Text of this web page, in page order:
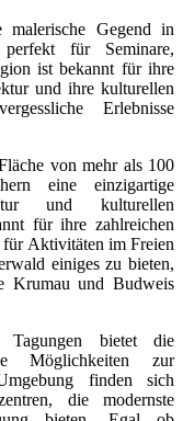
malerische Gegend in
für Seminare,
ist bekannt für ihre
und ihre kulturellen
Erlebnisse
von mehr als 100
eine einzigartige
und kulturellen
für ihre zahlreichen
für Aktivitäten im Freien
einiges zu bieten,
Krumau und Budweis
bietet die
Möglichkeiten zur
finden sich
die modernste